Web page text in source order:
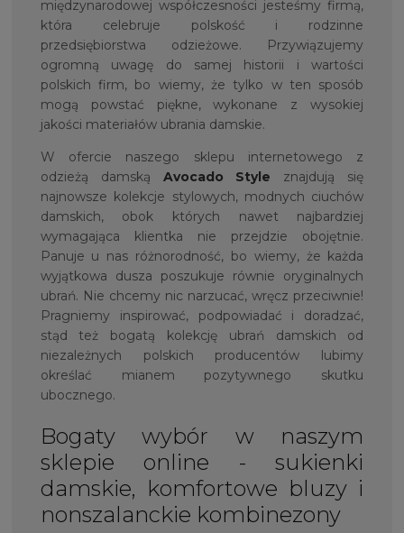
międzynarodowej współczesności jesteśmy firmą,
która celebruje polskość i rodzinne
przedsiębiorstwa odzieżowe. Przywiązujemy
ogromną uwagę do samej historii i wartości
polskich firm, bo wiemy, że tylko w ten sposób
mogą powstać piękne, wykonane z wysokiej
jakości materiałów ubrania damskie.
W ofercie naszego sklepu internetowego z
odzieżą damską Avocado Style znajdują się
najnowsze kolekcje stylowych, modnych ciuchów
damskich, obok których nawet najbardziej
wymagająca klientka nie przejdzie obojętnie.
Panuje u nas różnorodność, bo wiemy, że każda
wyjątkowa dusza poszukuje równie oryginalnych
ubrań. Nie chcemy nic narzucać, wręcz przeciwnie!
Pragniemy inspirować, podpowiadać i doradzać,
stąd też bogatą kolekcję ubrań damskich od
niezależnych polskich producentów lubimy
określać mianem pozytywnego skutku
ubocznego.
Bogaty wybór w naszym
sklepie online - sukienki
damskie, komfortowe bluzy i
nonszalanckie kombinezony